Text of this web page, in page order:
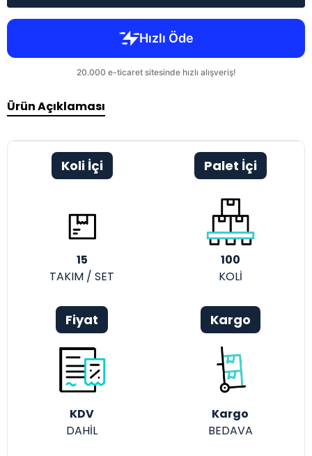
Ürün Açıklaması
Koli İçi
15
TAKIM / SET
Palet İçi
100
KOLİ
Fiyat
KDV
DAHİL
Kargo
Kargo
BEDAVA